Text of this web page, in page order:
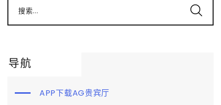
搜索...
导航
APP下载AG贵宾厅